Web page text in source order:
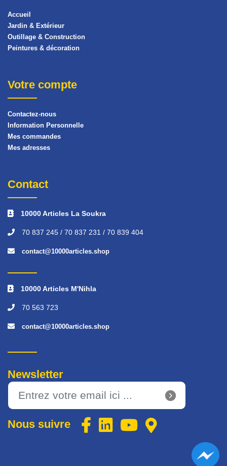
Accueil
Jardin & Extérieur
Outillage & Construction
Peintures & décoration
Votre compte
Contactez-nous
Information Personnelle
Mes commandes
Mes adresses
Contact
10000 Articles La Soukra
70 837 245 / 70 837 231 / 70 839 404
contact@10000articles.shop
10000 Articles M'Nihla
70 563 723
contact@10000articles.shop
Newsletter
Nous suivre